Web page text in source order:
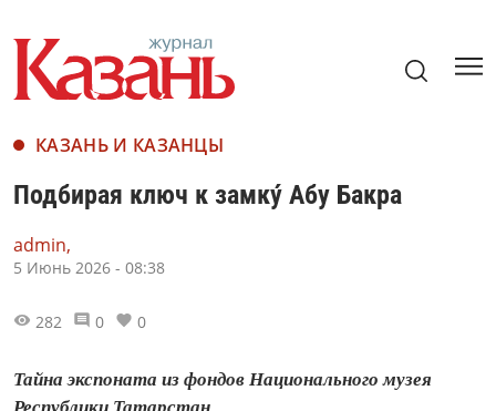
КАЗАНЬ И КАЗАНЦЫ
Подбирая ключ к замку́ Абу Бакра
admin,
5 Июнь 2026 - 08:38
282 0 0
Тайна экспоната из фондов Национального музея